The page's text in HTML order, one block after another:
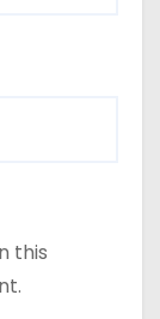
this